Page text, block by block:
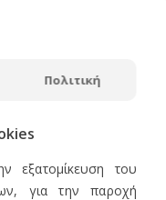
Πολιτική
εξατομίκευση του
για την παροχή